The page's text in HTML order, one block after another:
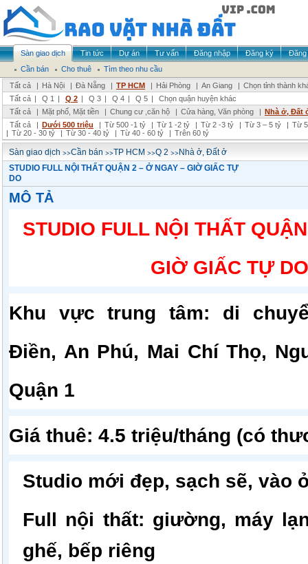
Sàn giao dịch Tin tức Dự án Tư vấn Đăng nhập Đăng ký
Đăng
Cần bán
Cho thuê
Tìm theo nhu cầu
Tất cả
| Hà Nội | Đà Nẵng | TP HCM | Hải Phòng | An Giang | Chọn tỉnh thành
Tất cả | Q 1 | Q 2 | Q 3 | Q 4 | Q 5 |
Chọn quận huyện khác
Tất cả
| Mặt phố, Mặt tiền | Chung cư ,căn hộ | Cửa hàng, Văn phòng | Nhà ở, Đất
Tất cả
| Dưới 500 triệu | Từ 500 -1 tỷ | Từ 1 -2 tỷ | Từ 2 -3 tỷ | Từ 3 – 5 tỷ | Từ
| Từ 20 - 30 tỷ | Từ 30 - 40 tỷ | Từ 40 - 60 tỷ | Trên 60 tỷ
Sàn giao dịch >>Cần bán >>TP HCM >>Q 2 >>Nhà ở, Đất ở
STUDIO FULL NỘI THẤT QUẬN 2 – Ở NGAY – GIỜ GIẤC TỰ
DO
MÔ TẢ
STUDIO FULL NỘI THẤT
GIỜ GIẤC TỰ DO
Khu vực trung tâm: di
Điền, An Phú, Mai Chí Thọ,
Quận 1
Giá thuê: 4.5 triệu/tháng (có
Studio mới đẹp, sạch sẽ, vào
Full nội thất: giường, máy
ghế, bếp riêng